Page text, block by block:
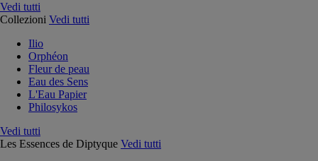
Vedi tutti
Collezioni Vedi tutti
Ilio
Orphéon
Fleur de peau
Eau des Sens
L'Eau Papier
Philosykos
Vedi tutti
Les Essences de Diptyque Vedi tutti